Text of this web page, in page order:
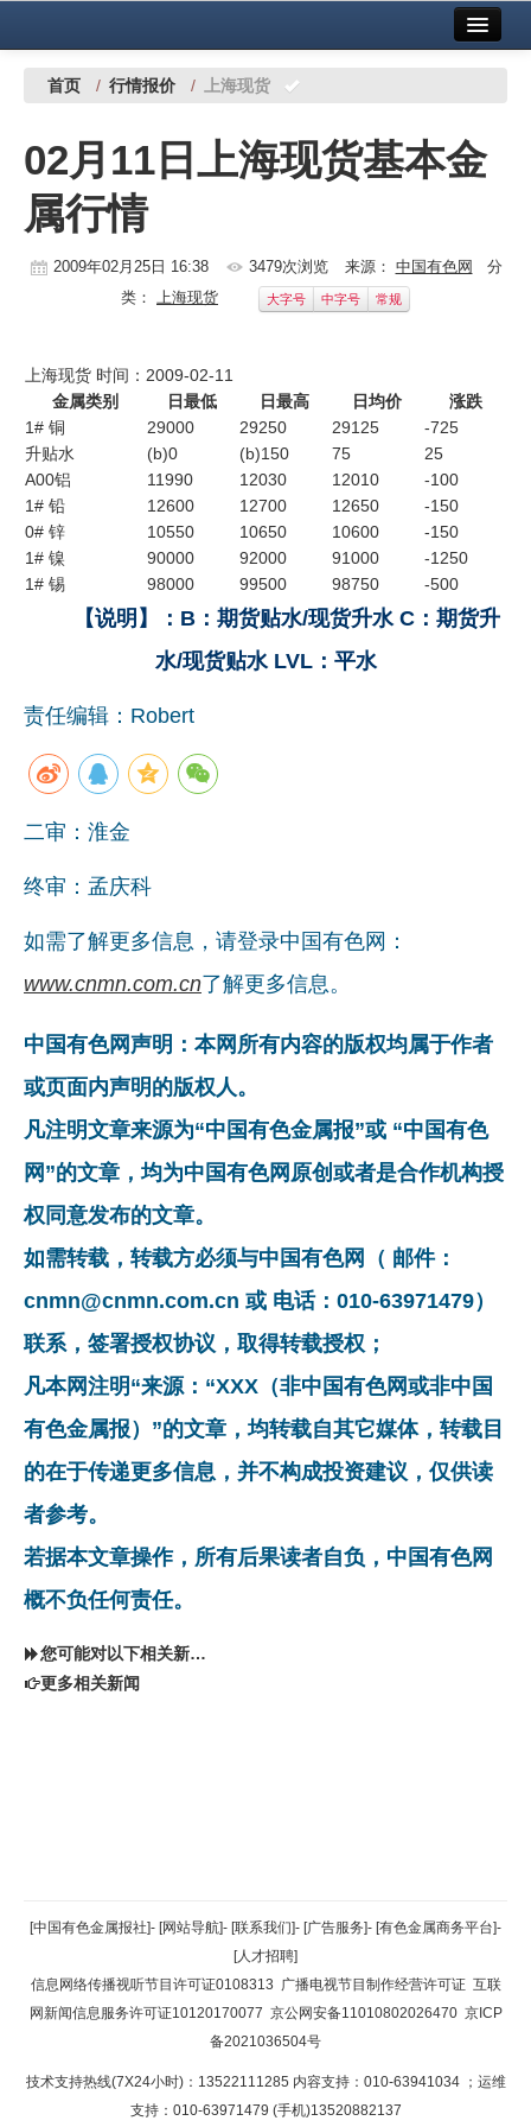
中国有色金属报社主办 广告服务
铜镍铅锌
铝
稀有稀土
科技
镁钛
地矿 建设
党建工作
企业文化
《资源再生》杂志
数字报
首页 / 行情报价 / 上海现货
02月11日上海现货基本金
属行情
2009年02月25日 16:38 3479次浏览 来源： 中国有色网 分
类： 上海现货 大字号 中字号 常规
上海现货 时间：2009-02-11
金属类别
日最低 日最高 日均价
涨跌
1# 铜
29000 29250 29125
-725
升贴水
(b)0 (b)150 75
25
A00铝
11990 12030 12010
-100
1# 铅
12600 12700 12650
-150
0# 锌
10550 10650 10600
-150
1# 镍
90000 92000 91000
-1250
1# 锡
98000 99500 98750 -500
【说明】：B：期货贴水/现货升水 C：期货升
水/现货贴水 LVL：平水
责任编辑：Robert
二审：淮金
终审：孟庆科
如需了解更多信息，请登录中国有色网：
www.cnmn.com.cn了解更多信息。
中国有色网声明：本网所有内容的版权均属于作者
或页面内声明的版权人。
凡注明文章来源为“中国有色金属报”或 “中国有色
网”的文章，均为中国有色网原创或者是合作机构授
权同意发布的文章。
如需转载，转载方必须与中国有色网（ 邮件：
cnmn@cnmn.com.cn 或 电话：010-63971479）
联系，签署授权协议，取得转载授权；
凡本网注明“来源：“XXX（非中国有色网或非中国
有色金属报）”的文章，均转载自其它媒体，转载目
的在于传递更多信息，并不构成投资建议，仅供读
者参考。
若据本文章操作，所有后果读者自负，中国有色网
概不负任何责任。
您可能对以下相关新闻同样感兴趣
更多相关新闻
返回顶部
返回首页
[中国有色金属报社]- [网站导航]- [联系我们]- [广告服务]- [有色金属商务平台]-
[人才招聘]
信息网络传播视听节目许可证0108313 广播电视节目制作经营许可证 互联
网新闻信息服务许可证10120170077 京公网安备11010802026470 京ICP
备2021036504号
技术支持热线(7X24小时)：13522111285 内容支持：010-63941034 ；运维
支持：010-63971479 (手机)13520882137